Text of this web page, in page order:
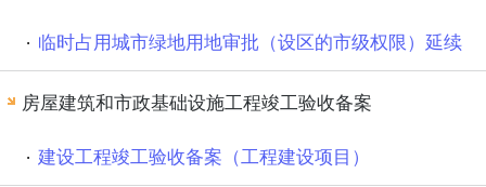
临时占用城市绿地用地审批（设区的市级权限）延续
房屋建筑和市政基础设施工程竣工验收备案
建设工程竣工验收备案（工程建设项目）